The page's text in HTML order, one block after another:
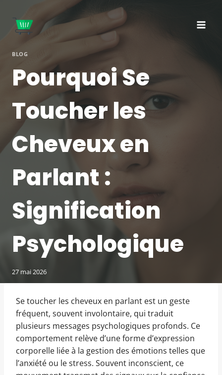
contenu
BLOG
Pourquoi Se
Toucher les
Cheveux en
Parlant :
Signification
Psychologique
27 mai 2026
Se toucher les cheveux en parlant est un geste
fréquent, souvent involontaire, qui traduit
plusieurs messages psychologiques profonds. Ce
comportement relève d’une forme d’expression
corporelle liée à la gestion des émotions telles que
l’anxiété ou le stress. Souvent inconscient, ce